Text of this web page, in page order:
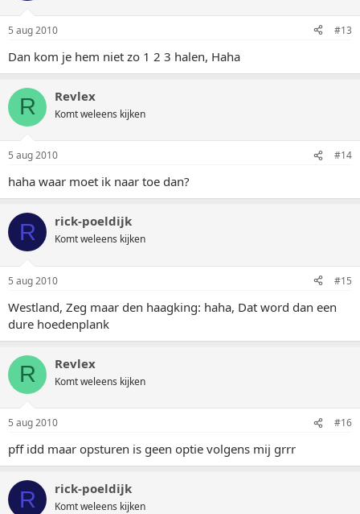
5 aug 2010 #13
Dan kom je hem niet zo 1 2 3 halen, Haha
R Revlex
Komt weleens kijken
5 aug 2010 #14
haha waar moet ik naar toe dan?
R rick-poeldijk
Komt weleens kijken
5 aug 2010 #15
Westland, Zeg maar den haagking: haha, Dat word dan een
dure hoedenplank
R Revlex
Komt weleens kijken
5 aug 2010 #16
pff idd maar opsturen is geen optie volgens mij grrr
R rick-poeldijk
Komt weleens kijken